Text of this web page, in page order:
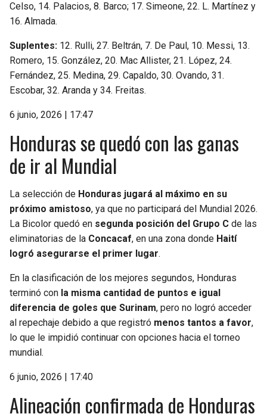
Celso, 14. Palacios, 8. Barco; 17. Simeone, 22. L. Martínez y
16. Almada.
Suplentes: 12. Rulli, 27. Beltrán, 7. De Paul, 10. Messi, 13.
Romero, 15. González, 20. Mac Allister, 21. López, 24.
Fernández, 25. Medina, 29. Capaldo, 30. Ovando, 31.
Escobar, 32. Aranda y 34. Freitas.
6 junio, 2026 | 17:47
Honduras se quedó con las ganas
de ir al Mundial
La selección de Honduras jugará al máximo en su
próximo amistoso, ya que no participará del Mundial 2026.
La Bicolor quedó en segunda posición del Grupo C de las
eliminatorias de la Concacaf, en una zona donde Haití
logró asegurarse el primer lugar.
En la clasificación de los mejores segundos, Honduras
terminó con la misma cantidad de puntos e igual
diferencia de goles que Surinam, pero no logró acceder
al repechaje debido a que registró menos tantos a favor,
lo que le impidió continuar con opciones hacia el torneo
mundial.
6 junio, 2026 | 17:40
Alineación confirmada de Honduras